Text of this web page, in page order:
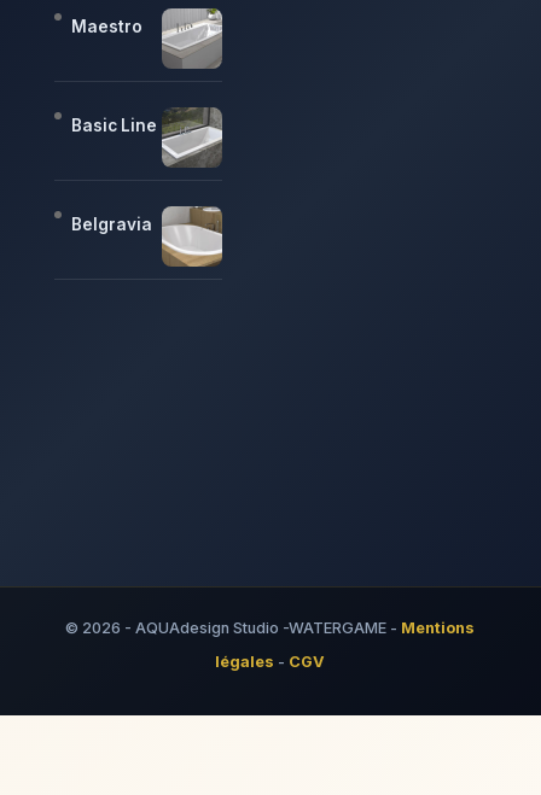
Maestro
Basic Line
Belgravia
© 2026 - AQUAdesign Studio -WATERGAME - Mentions
légales - CGV